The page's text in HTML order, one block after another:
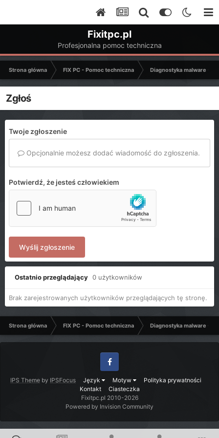
Fixitpc.pl
Profesjonalna pomoc techniczna
Strona główna FIX PC - Pomoc techniczna Diagnostyka malware -
Zgłoś
Twoje zgłoszenie
Opcjonalnie możesz dodać wiadomość do zgłoszenia.
Potwierdź, że jesteś człowiekiem
Wyślij zgłoszenie
Ostatnio przeglądający 0 użytkowników
Brak zarejestrowanych użytkowników przeglądających tę stronę.
Strona główna FIX PC - Pomoc techniczna Diagnostyka malware -
IPS Theme by IPSFocus Język Motyw
Polityka prywatności
Kontakt
Ciasteczka
Facebook
Fixitpc.pl 2010-2026
Powered by Invision Community